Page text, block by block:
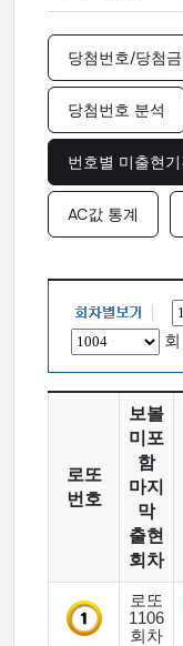
당첨번호/당첨금
당첨번호 분석
번호별 미출현
AC값 통계
로또
번호
보볼
미포
함
마지
막
출현
회차
로또
1106
회차